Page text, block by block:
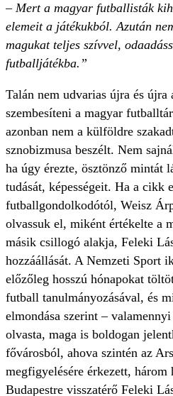
– Mert a magyar futballisták
elemeit a játékukból. Azután
magukat teljes szívvel,
futballjátékba.”
Talán nem udvarias újra és újra
szembesíteni a magyar
azonban nem a külföldre
sznobizmusa beszélt. Nem
ha úgy érezte, ösztönző mintát
tudását, képességeit. Ha a cikk
futballgondolkodótól, Weisz
olvassuk el, miként értékelte a
másik csillogó alakja, Feleki
hozzáállását. A Nemzeti Sport
előzőleg hosszú hónapokat
futball tanulmányozásával, és
elmondása szerint –
olvasta, maga is boldogan
fővárosból, ahova szintén az
megfigyelésére érkezett,
Budapestre visszatérő Feleki